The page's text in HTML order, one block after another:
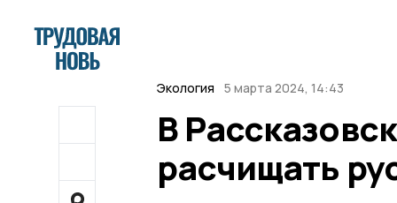
Экология 5 марта 2024, 14:43
В
расчищать